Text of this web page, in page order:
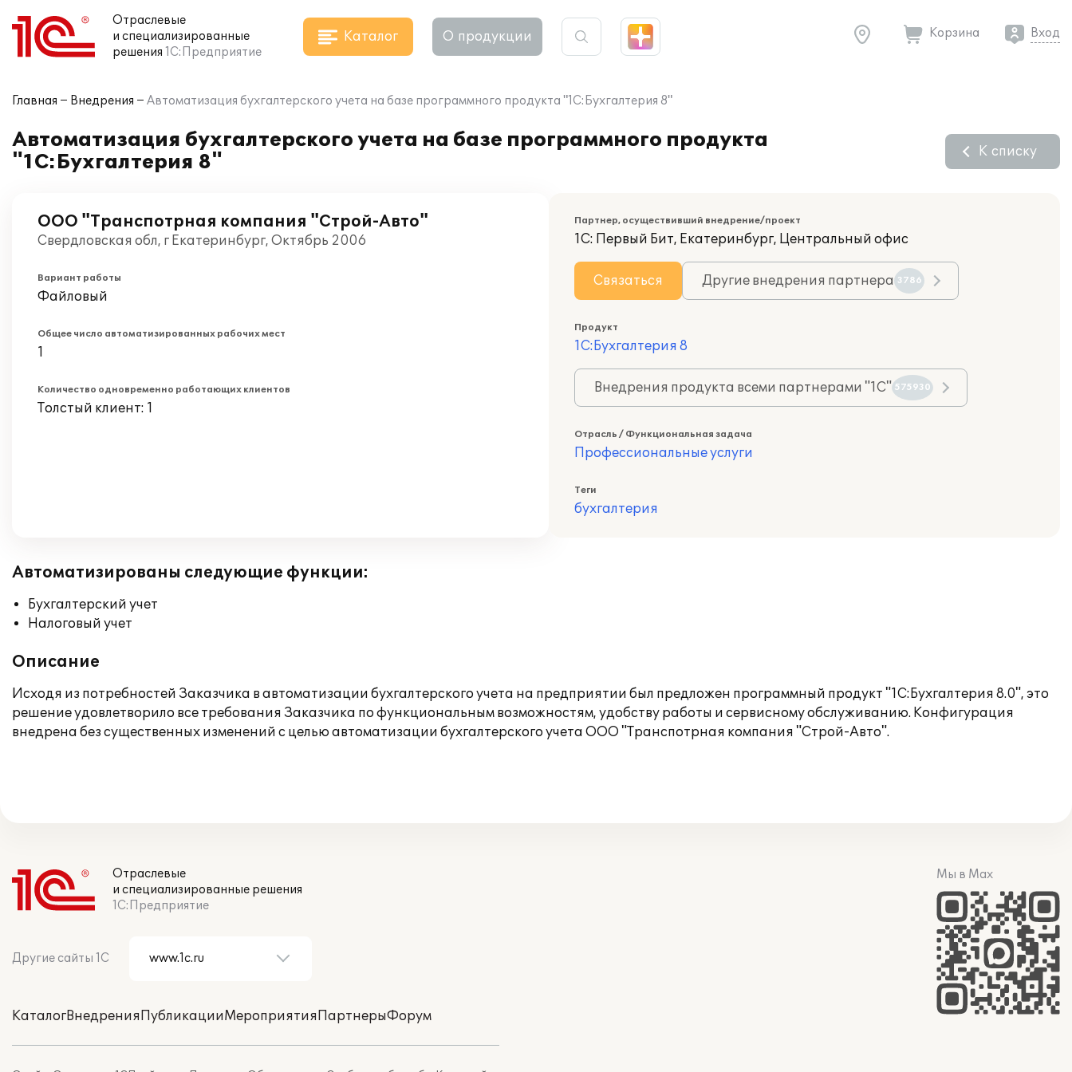
Отраслевые
и специализированные
решения 1С:Предприятие
Каталог О продукции Корзина Вход
Главная Внедрения Автоматизация бухгалтерского учета на базе программного продукта "1С:Бухгалтерия 8"
Автоматизация бухгалтерского учета на базе программного продукта
"1С:Бухгалтерия 8"
К списку
ООО "Транспотрная компания "Строй-Авто"
Свердловская обл, г Екатеринбург, Октябрь 2006
Вариант работы
Файловый
Общее число автоматизированных рабочих мест
1
Количество одновременно работающих клиентов
Толстый клиент: 1
Партнер, осуществивший внедрение/проект
1С: Первый Бит, Екатеринбург, Центральный офис
Связаться Другие внедрения партнера 3786
Продукт
1С:Бухгалтерия 8
Внедрения продукта всеми партнерами "1С" 575930
Отрасль / Функциональная задача
Профессиональные услуги
Теги
бухгалтерия
Автоматизированы следующие функции:
Бухгалтерский учет
Налоговый учет
Описание
Исходя из потребностей Заказчика в автоматизации бухгалтерского учета на предприятии был предложен программный продукт "1С:Бухгалтерия 8.0", это
решение удовлетворило все требования Заказчика по функциональным возможностям, удобству работы и сервисному обслуживанию. Конфигурация
внедрена без существенных изменений с целью автоматизации бухгалтерского учета ООО "Транспотрная компания "Строй-Авто".
Отраслевые
и специализированные решения
1С:Предприятие
Другие сайты 1С
КаталогВнедренияПубликацииМероприятияПартнерыФорум
Мы в Max